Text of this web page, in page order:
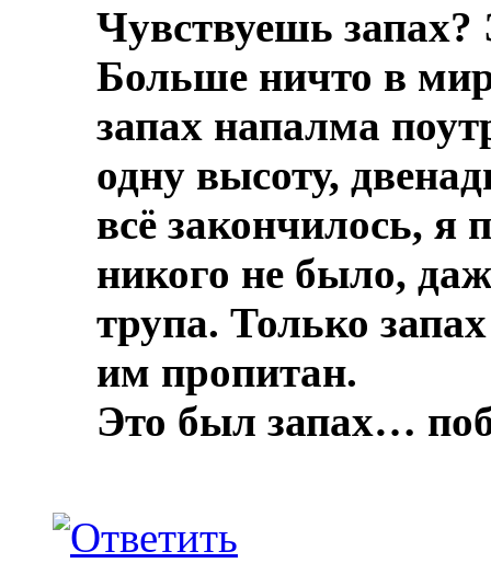
Чувствуешь
Больше ничто в
запах напалма
одну высоту,
всё закончилось, я
никого не было,
трупа. Только
им пропитан.
Это был запах…